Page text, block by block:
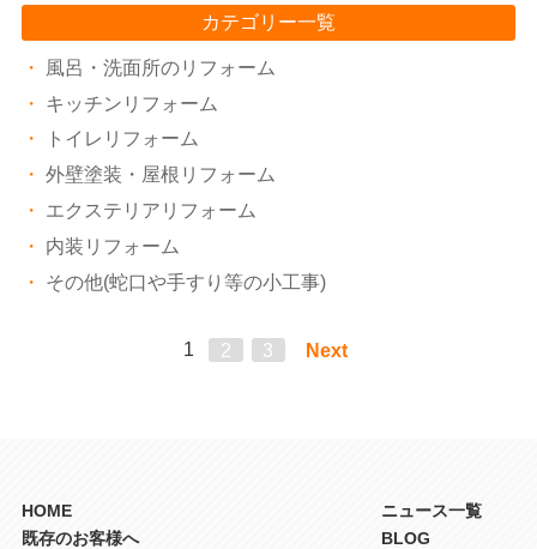
カテゴリー一覧
風呂・洗面所のリフォーム
キッチンリフォーム
トイレリフォーム
外壁塗装・屋根リフォーム
エクステリアリフォーム
内装リフォーム
その他(蛇口や手すり等の小工事)
1 2 3 Next
HOME
既存のお客様へ
ニュース一覧
BLOG